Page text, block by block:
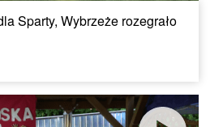
Sparty, Wybrzeże rozegrało